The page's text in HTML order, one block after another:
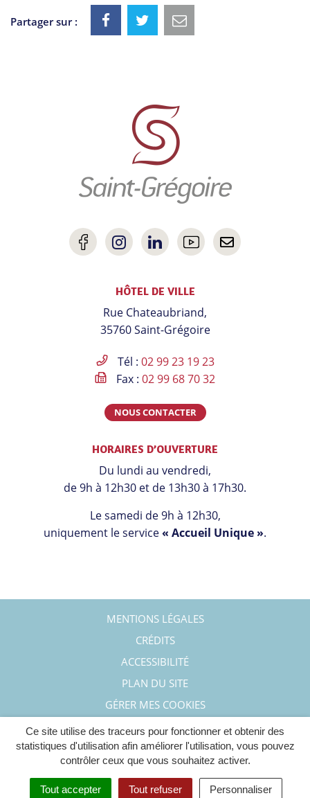
Ce site utilise des traceurs pour fonctionner et obtenir des
statistiques d'utilisation afin améliorer l'utilisation, vous pouvez
contrôler ceux que vous souhaitez activer.
Tout accepter Tout refuser Personnaliser
Partager sur :
Informations
Lien
compte
Facebook
Lien
vers
le
compte
Instagram
Lien
compte
Linkedin
Lien
la
chaîne
Youtube
Nous
HÔTEL DE VILLE
Rue Chateaubriand,
35760 Saint-Grégoire
Tél : 02 99 23 19 23
Fax : 02 99 68 70 32
NOUS CONTACTER
HORAIRES D’OUVERTURE
Du lundi au vendredi,
de 9h à 12h30 et de 13h30 à 17h30.
Le samedi de 9h à 12h30,
uniquement le service« Accueil Unique ».
MENTIONS LÉGALES
CRÉDITS
ACCESSIBILITÉ
PLAN DU SITE
GÉRER MES COOKIES